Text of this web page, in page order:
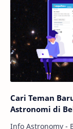
Cari Teman
Astronomi di
Info Astronomy -